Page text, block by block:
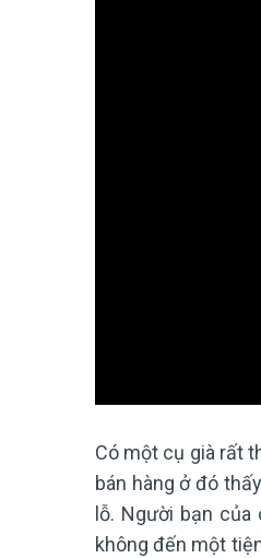
Có một cụ già rất
bán hàng ở đó
lỗ. Người bạn
không đến một